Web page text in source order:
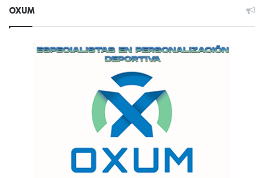
OXUM